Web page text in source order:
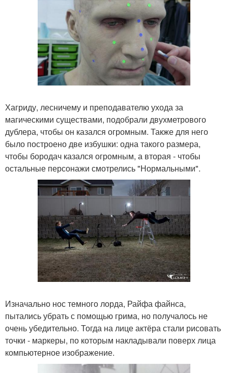
Хагриду, лесничему и преподавателю ухода за
магическими существами, подобрали двухметрового
дублера, чтобы он казался огромным. Также для него
было построено две избушки: одна такого размера,
чтобы бородач казался огромным, а вторая - чтобы
остальные персонажи смотрелись "Нормальными".
Изначально нос темного лорда, Райфа файнса,
пытались убрать с помощью грима, но получалось не
очень убедительно. Тогда на лице актёра стали рисовать
точки - маркеры, по которым накладывали поверх лица
компьютерное изображение.